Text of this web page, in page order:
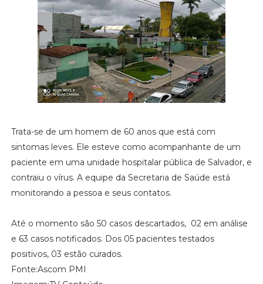
Trata-se de um homem de 60 anos que está com
sintomas leves. Ele esteve como acompanhante de um
paciente em uma unidade hospitalar pública de Salvador, e
contraiu o vírus. A equipe da Secretaria de Saúde está
monitorando a pessoa e seus contatos.
Até o momento são 50 casos descartados, 02 em análise
e 63 casos notificados. Dos 05 pacientes testados
positivos, 03 estão curados.
Fonte:Ascom PMI